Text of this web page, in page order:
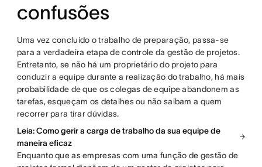
confusões
Uma vez concluído o trabalho de preparação, passa-se
para a verdadeira etapa de controle da gestão de projetos.
Entretanto, se não há um proprietário do projeto para
conduzir a equipe durante a realização do trabalho, há mais
probabilidade de que os colegas de equipe abandonem as
tarefas, esqueçam os detalhes ou não saibam a quem
recorrer para tirar dúvidas.
Leia: Como gerir a carga de trabalho da sua equipe de
maneira eficaz
Enquanto que as empresas com uma função de gestão de